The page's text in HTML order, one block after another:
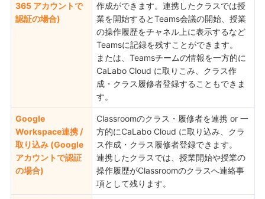
365 アカウントで
認証の場合)
作成ができます。連携したクラスでは授
業を開始するとTeams会議の開始、授業
の操作履歴をチャネル上に表示するなど
Teamsに記録を残すことができます。
または、Teamsチームの情報を一方的に
CaLabo Cloud に取りこみ、クラス作
成・クラス履修者登録することもできま
す。
Google
Workspace連携 /
取り込み (Google
アカウントで認証
の場合)
Classroomのクラス・履修者を連携 or 一
方的にCaLabo Cloud に取り込み、クラ
ス作成・クラス履修者登録できます。
連携したクラスでは、授業開始や授業の
操作履歴がClassroomのクラスへ連絡事
項として残ります。